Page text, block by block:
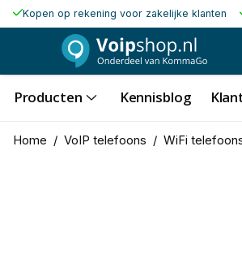
Kopen op rekening voor zakelijke klanten
Producten Kennisblog
Home / VoIP telefoons / WiFi